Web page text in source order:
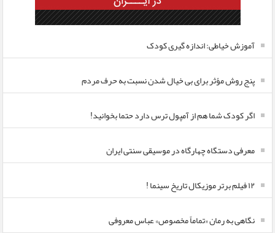
آموزش خیاطی: اندازه گیری کودک
پنج روش مؤثر برای بی خیال شدن نسبت به حرف مردم
اگر کودک شما هم از آمپول ترس دارد حتما بخوانید!
معرفی دستگاه چهارگاه در موسیقی سنتی ایران
۱۲ فیلم برتر موزیکال تاریخ سینما !
نگاهی به رمان «تماماً مخصوص» عباس معروفی